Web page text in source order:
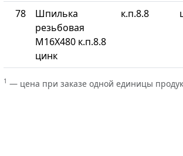
78
Шпилька
резьбовая
М16Х480 к.п.8.8
цинк
к.п.8.8
1 — цена при заказе одной единицы